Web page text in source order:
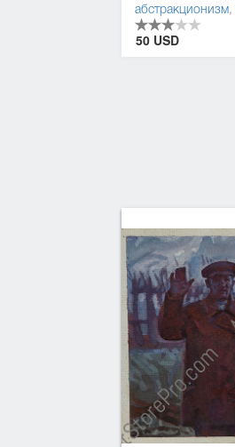
абстракционизм,
50 USD